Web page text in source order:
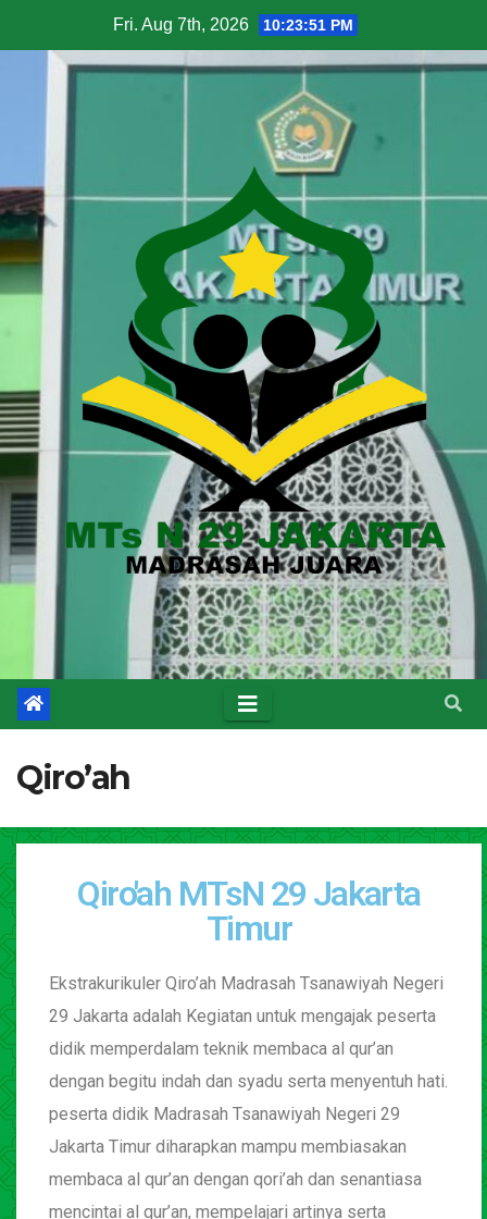
Fri. Aug 7th, 2026 10:23:52 PM
Qiro’ah
Qiro'ah MTsN 29 Jakarta
Timur
Ekstrakurikuler Qiro’ah Madrasah Tsanawiyah Negeri
29 Jakarta adalah Kegiatan untuk mengajak peserta
didik memperdalam teknik membaca al qur’an
dengan begitu indah dan syadu serta menyentuh hati.
peserta didik Madrasah Tsanawiyah Negeri 29
Jakarta Timur diharapkan mampu membiasakan
membaca al qur’an dengan qori’ah dan senantiasa
mencintai al qur’an, mempelajari artinya serta